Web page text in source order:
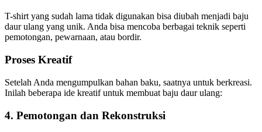
T-shirt yang sudah lama tidak digunakan bisa diubah menjadi baju
daur ulang yang unik. Anda bisa mencoba berbagai teknik seperti
pemotongan, pewarnaan, atau bordir.
Proses Kreatif
Setelah Anda mengumpulkan bahan baku, saatnya untuk berkreasi.
Inilah beberapa ide kreatif untuk membuat baju daur ulang:
4. Pemotongan dan Rekonstruksi